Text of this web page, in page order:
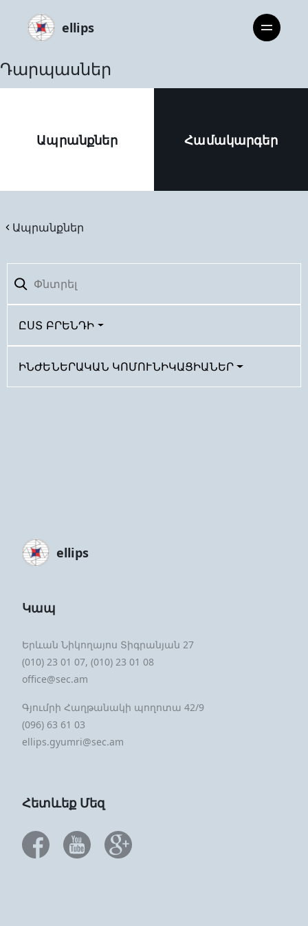
ellips
Դարպասներ
Ապրանքներ Համակարգեր
Ապրանքներ
ԸՍՏ ԲՐԵՆԴԻ
ԻՆԺԵՆԵՐԱԿԱՆ ԿՈՄՈՒՆԻԿԱՑԻԱՆԵՐ
ellips
Կապ
Երևան Նիկողայոս Տիգրանյան 27
(010) 23 01 07, (010) 23 01 08
office@sec.am
Գյումրի Հաղթանակի պողոտա 42/9
(096) 63 61 03
ellips.gyumri@sec.am
Հետևեք Մեզ